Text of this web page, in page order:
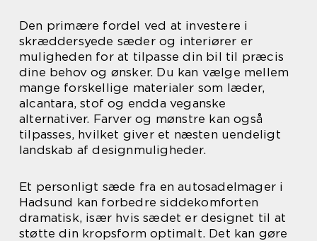
Den primære fordel ved at investere i
skræddersyede sæder og interiører er
muligheden for at tilpasse din bil til præcis
dine behov og ønsker. Du kan vælge mellem
mange forskellige materialer som læder,
alcantara, stof og endda veganske
alternativer. Farver og mønstre kan også
tilpasses, hvilket giver et næsten uendeligt
landskab af designmuligheder.
Et personligt sæde fra en autosadelmager i
Hadsund kan forbedre siddekomforten
dramatisk, især hvis sædet er designet til at
støtte din kropsform optimalt. Det kan gøre